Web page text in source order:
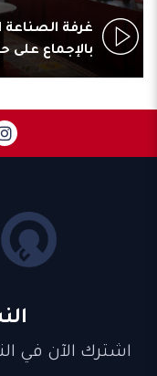
غرفة
بالإجماع على
اشترك الآن في